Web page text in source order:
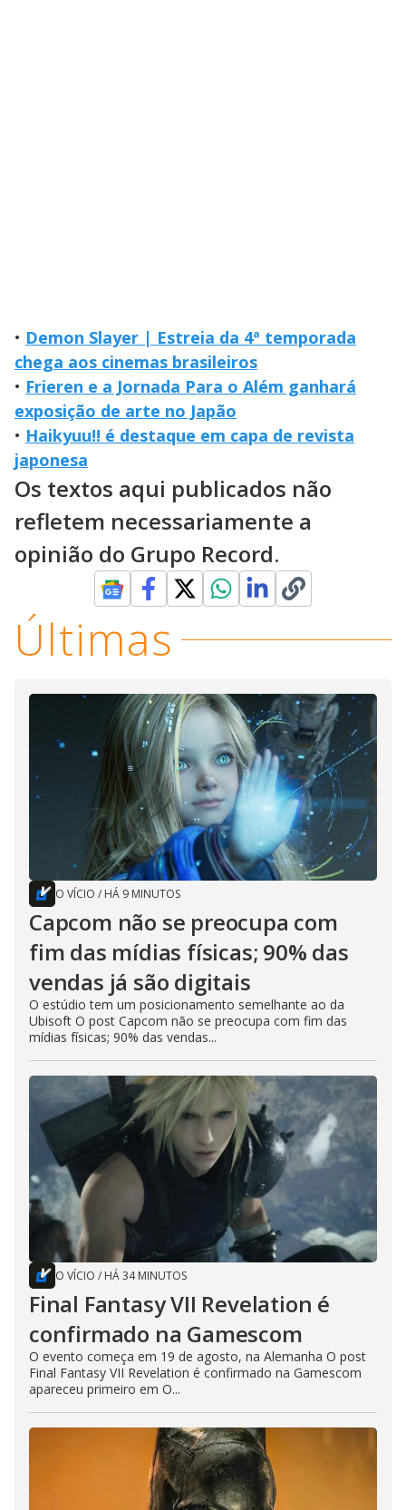
• Demon Slayer | Estreia da 4ª temporada
chega aos cinemas brasileiros
• Frieren e a Jornada Para o Além ganhará
exposição de arte no Japão
• Haikyuu!! é destaque em capa de revista
japonesa
Os textos aqui publicados não
refletem necessariamente a
opinião do Grupo Record.
Últimas
O VÍCIO / HÁ 9 MINUTOS
Capcom não se preocupa com
fim das mídias físicas; 90% das
vendas já são digitais
O estúdio tem um posicionamento semelhante ao da
Ubisoft O post Capcom não se preocupa com fim das
mídias físicas; 90% das vendas...
O VÍCIO / HÁ 34 MINUTOS
Final Fantasy VII Revelation é
confirmado na Gamescom
O evento começa em 19 de agosto, na Alemanha O post
Final Fantasy VII Revelation é confirmado na Gamescom
apareceu primeiro em O...